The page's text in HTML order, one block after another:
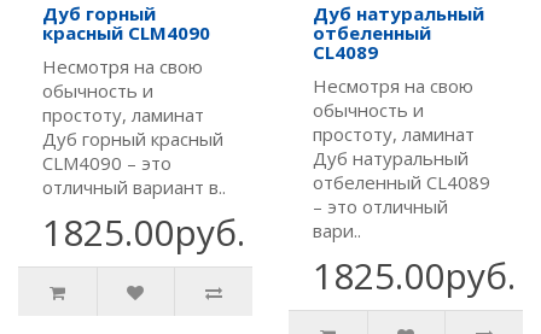
Дуб горный
красный CLM4090
Несмотря на свою
обычность и
простоту, ламинат
Дуб горный красный
CLM4090 – это
отличный вариант в..
1825.00руб.
Дуб натуральный
отбеленный
CL4089
Несмотря на свою
обычность и
простоту, ламинат
Дуб натуральный
отбеленный CL4089
– это отличный
вари..
1825.00руб.